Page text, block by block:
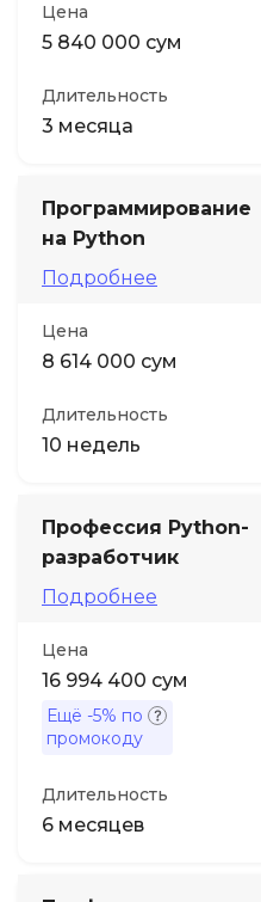
Цена
5 840 000 сум
Длительность
3 месяца
Программирование
на Python
Подробнее
Цена
8 614 000 сум
Длительность
10 недель
Профессия Python-
разработчик
Подробнее
Цена
16 994 400 сум
Ещё -5% по
промокоду
Длительность
6 месяцев